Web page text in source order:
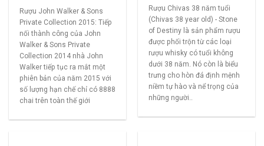
Rượu John Walker & Sons
Private Collection 2015: Tiếp
nối thành công của John
Walker & Sons Private
Collection 2014 nhà John
Walker tiếp tục ra mắt một
phiên bản của năm 2015 với
số lượng hạn chế chỉ có 8888
chai trên toàn thế giới
Rượu Chivas 38 năm tuổi
(Chivas 38 year old) - Stone
of Destiny là sản phẩm rượu
được phối trộn từ các loại
rượu whisky có tuổi không
dưới 38 năm. Nó còn là biểu
trưng cho hòn đá định mệnh
niềm tự hào và nể trọng của
những người..